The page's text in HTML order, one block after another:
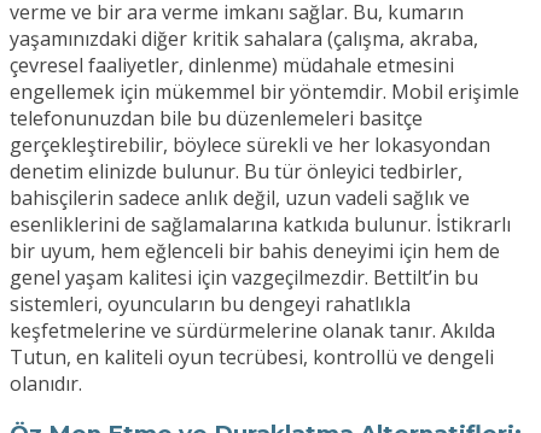
verme ve bir ara verme imkanı sağlar. Bu, kumarın
yaşamınızdaki diğer kritik sahalara (çalışma, akraba,
çevresel faaliyetler, dinlenme) müdahale etmesini
engellemek için mükemmel bir yöntemdir. Mobil erişimle
telefonunuzdan bile bu düzenlemeleri basitçe
gerçekleştirebilir, böylece sürekli ve her lokasyondan
denetim elinizde bulunur. Bu tür önleyici tedbirler,
bahisçilerin sadece anlık değil, uzun vadeli sağlık ve
esenliklerini de sağlamalarına katkıda bulunur. İstikrarlı
bir uyum, hem eğlenceli bir bahis deneyimi için hem de
genel yaşam kalitesi için vazgeçilmezdir. Bettilt’in bu
sistemleri, oyuncuların bu dengeyi rahatlıkla
keşfetmelerine ve sürdürmelerine olanak tanır. Akılda
Tutun, en kaliteli oyun tecrübesi, kontrollü ve dengeli
olanıdır.